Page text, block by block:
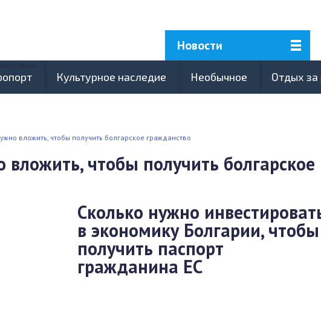
Новости
Культурное наследие Необычное Отдых
вложить, чтобы получить болгарское гражданство
вложить, чтобы получить болгарское
Сколько нужно
в экономику Болгарии, чтобы
получить паспорт
гражданина ЕС